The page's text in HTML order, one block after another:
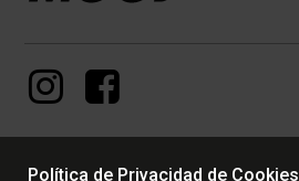
Política de Privacidad de Cookies